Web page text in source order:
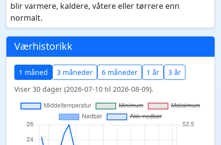
blir varmere, kaldere, våtere eller tørrere enn
normalt.
Værhistorikk
1 måned 3 måneder 6 måneder 1 år
3 år
Viser 30 dager (2026-07-10 til 2026-08-09).